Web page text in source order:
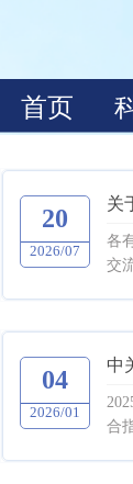
20
2026/07
关
各
交
04
2026/01
中
合